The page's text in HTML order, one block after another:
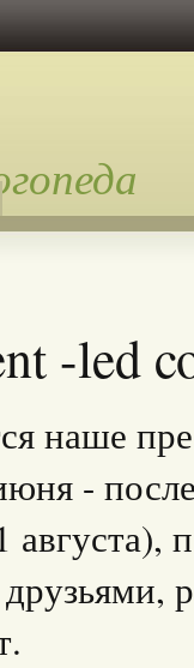
-led
наше
-